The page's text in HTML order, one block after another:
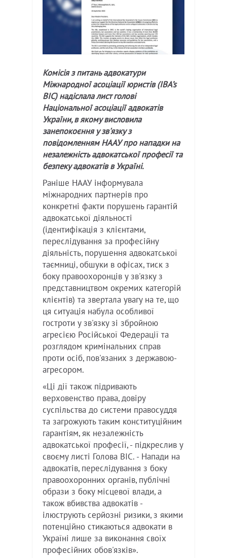
Комісія з питань адвокатури
Міжнародної асоціації юристів (IBA’s
BIC) надіслала лист голові
Національної асоціації адвокатів
України, в якому висловила
занепокоєння у зв'язку з
повідомленням НААУ про нападки на
незалежність адвокатської професії та
безпеку адвокатів в Україні.
Раніше НААУ інформувала
міжнародних партнерів про
конкретні факти порушень гарантій
адвокатської діяльності
(ідентифікація з клієнтами,
переслідування за професійну
діяльність, порушення адвокатської
таємниці, обшуки в офісах, тиск з
боку правоохоронців у зв'язку з
представництвом окремих категорій
клієнтів) та звертала увагу на те, що
ця ситуація набула особливої
гостроти у зв'язку зі збройною
агресією Російської Федерації та
розглядом кримінальних справ
проти осіб, пов'язаних з державою-
агресором.
«Ці дії також підривають
верховенство права, довіру
суспільства до системи правосуддя
та загрожують таким конституційним
гарантіям, як незалежність
адвокатської професії, - підкреслив у
своєму листі Голова BIC. - Напади на
адвокатів, переслідування з боку
правоохоронних органів, публічні
образи з боку місцевої влади, а
також вбивства адвокатів -
ілюструють серйозні ризики, з якими
потенційно стикаються адвокати в
Україні лише за виконання своїх
професійних обов'язків».